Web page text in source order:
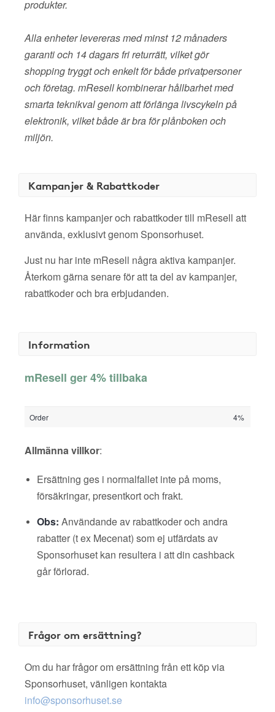
produkter.
Alla enheter levereras med minst 12 månaders
garanti och 14 dagars fri returrätt, vilket gör
shopping tryggt och enkelt för både privatpersoner
och företag. mResell kombinerar hållbarhet med
smarta teknikval genom att förlänga livscykeln på
elektronik, vilket både är bra för plånboken och
miljön.
Kampanjer & Rabattkoder
Här finns kampanjer och rabattkoder till mResell att
använda, exklusivt genom Sponsorhuset.
Just nu har inte mResell några aktiva kampanjer.
Återkom gärna senare för att ta del av kampanjer,
rabattkoder och bra erbjudanden.
Information
mResell ger 4% tillbaka
Order 4%
Allmänna villkor:
Ersättning ges i normalfallet inte på moms,
försäkringar, presentkort och frakt.
Obs: Användande av rabattkoder och andra
rabatter (t ex Mecenat) som ej utfärdats av
Sponsorhuset kan resultera i att din cashback
går förlorad.
Frågor om ersättning?
Om du har frågor om ersättning från ett köp via
Sponsorhuset, vänligen kontakta
info@sponsorhuset.se